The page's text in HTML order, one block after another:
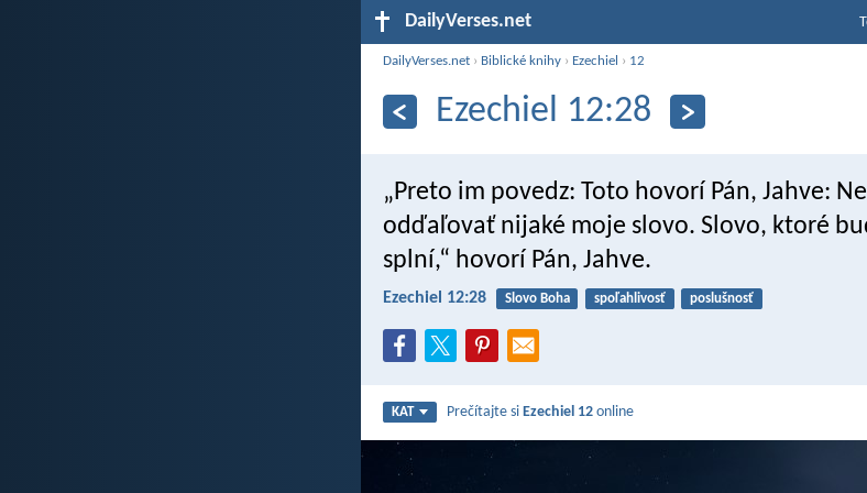
DailyVerses.net
DailyVerses.net › Biblické knihy › Ezechiel › 12
Ezechiel 12:28
„Preto im povedz: Toto hovorí Pán, Jahve:
odďaľovať nijaké moje slovo. Slovo, ktoré
splní,“ hovorí Pán, Jahve.
Ezechiel 12:28 Slovo Boha spoľahlivosť poslušnosť
KAT Prečítajte siEzechiel 12 online